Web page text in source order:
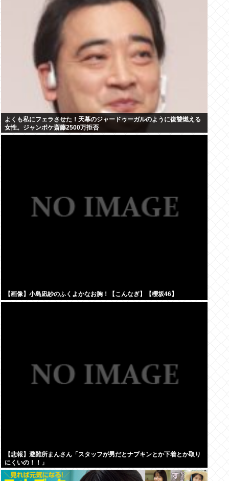
よくも私にフェラさせた！天幕のジャードゥーガルのように復讐燃える
女性。ジャンポケ斎藤2500万拒否
【画像】小島凪紗のふくよかなお胸！【こんなぎ】【櫻坂46】
【悲報】避難所まんさん「スタッフが男だとナプキンとか下着とか取り
にくいの！！」